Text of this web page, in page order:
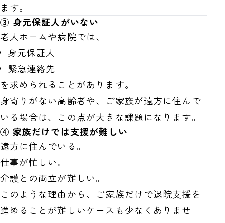
ます。
③ 身元保証人がいない
老人ホームや病院では、
身元保証人
緊急連絡先
を求められることがあります。
身寄りがない高齢者や、ご家族が遠方に住んで
いる場合は、この点が大きな課題になります。
④ 家族だけでは支援が難しい
遠方に住んでいる。
仕事が忙しい。
介護との両立が難しい。
このような理由から、ご家族だけで退院支援を
進めることが難しいケースも少なくありませ